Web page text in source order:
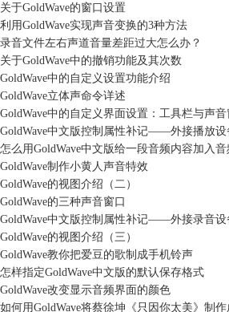
关于GoldWave的窗口设置
利用GoldWave实现声音变换的3种方法
录音文件左右声道音量差距过大怎么办？
关于GoldWave中的撤销功能及其次数
GoldWave中的自定义设置功能介绍
GoldWave立体声命令详述
GoldWave中的自定义界面设置：工具栏与声音
GoldWave中文版控制属性补记——外接播放设
怎么用GoldWave中文版给一段音频内容加入音
GoldWave制作小黄人声音特效
GoldWave的视图介绍（二）
GoldWave的三种声音窗口
GoldWave中文版控制属性补记——外接录音设
GoldWave的视图介绍（三）
GoldWave教你把爱豆的歌制成手机铃声
怎样指定GoldWave中文版的默认保存格式
GoldWave改变显示音频界面的颜色
如何用GoldWave将蔡徐坤《只因你太美》制作